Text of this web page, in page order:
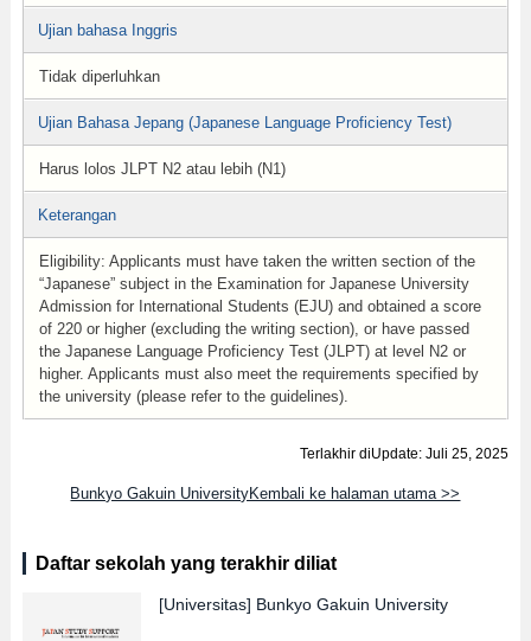
Ujian bahasa Inggris
Tidak diperluhkan
Ujian Bahasa Jepang (Japanese Language Proficiency Test)
Harus lolos JLPT N2 atau lebih (N1)
Keterangan
Eligibility: Applicants must have taken the written section of the
“Japanese” subject in the Examination for Japanese University
Admission for International Students (EJU) and obtained a score
of 220 or higher (excluding the writing section), or have passed
the Japanese Language Proficiency Test (JLPT) at level N2 or
higher. Applicants must also meet the requirements specified by
the university (please refer to the guidelines).
Terlakhir diUpdate: Juli 25, 2025
Bunkyo Gakuin UniversityKembali ke halaman utama >>
Daftar sekolah yang terakhir diliat
[Universitas] Bunkyo Gakuin University